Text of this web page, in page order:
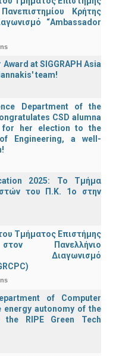
Κρήτης
“Ambassador
at SIGGRAPH Asia
team!
Department of the
CSD alumna
for her election to the
Engineering, a well-
2025: Το Τμήμα
του Π.Κ. 1ο στην
Τμήματος Επιστήμης
Πανελλήνιο
Διαγωνισμό
of Computer
energy autonomy of the
RIPE Green Tech